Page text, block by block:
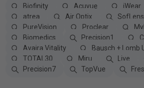
Biofinity
Acuvue iWear
atrea
Air Optix SofLens
PureVision
Proclear
Biomedics
Precision1
Avaira Vitality
Bausch + Lomb
TOTAL30
Miru Live
Precision7
TopVue